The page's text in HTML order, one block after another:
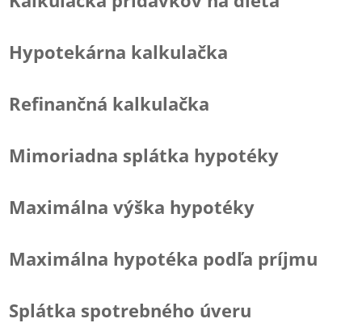
Hypotekárna kalkulačka
Refinančná kalkulačka
Mimoriadna splátka hypotéky
Maximálna výška hypotéky
Maximálna hypotéka podľa príjmu
Splátka spotrebného úveru